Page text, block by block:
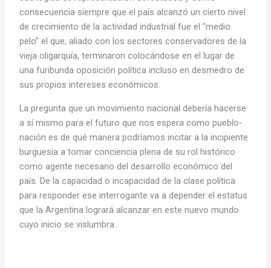
consecuencia siempre que el país alcanzó un cierto nivel
de crecimiento de la actividad industrial fue el “medio
pelo” el que, aliado con los sectores conservadores de la
vieja oligarquía, terminaron colocándose en el lugar de
una furibunda oposición política incluso en desmedro de
sus propios intereses económicos.
La pregunta que un movimiento nacional debería hacerse
a sí mismo para el futuro que nos espera como pueblo-
nación es de qué manera podríamos incitar a la incipiente
burguesía a tomar conciencia plena de su rol histórico
como agente necesario del desarrollo económico del
país. De la capacidad o incapacidad de la clase política
para responder ese interrogante va a depender el estatus
que la Argentina logrará alcanzar en este nuevo mundo
cuyo inicio se vislumbra.